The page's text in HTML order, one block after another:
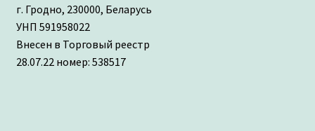
г. Гродно, 230000, Беларусь
УНП 591958022
Внесен в Торговый реестр
28.07.22 номер: 538517